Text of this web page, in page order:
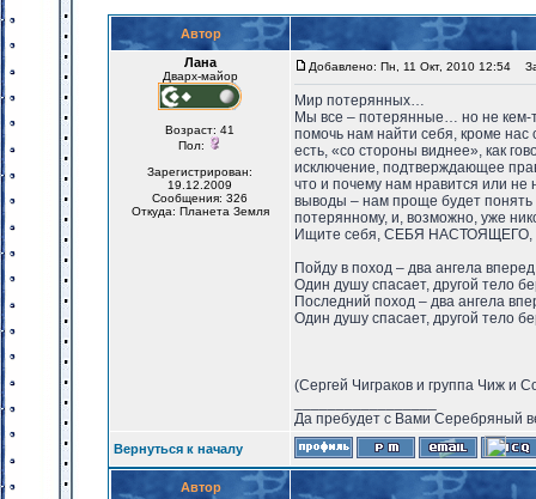
Автор
Лана
Дварх-майор
Возраст: 41
Пол:
Зарегистрирован:
19.12.2009
Сообщения: 326
Откуда: Планета Земля
Добавлено: Пн, 11 Окт, 2010 12:54
Мир потерянных…
Мы все – потерянные… но не кем-
помочь нам найти себя, кроме нас
есть, «со стороны виднее», как
исключение, подтверждающее
что и почему нам нравится или не
выводы – нам проще будет понять
потерянному, и, возможно, уже
Ищите себя, СЕБЯ НАСТОЯЩЕГО,
Пойду в поход – два ангела
Один душу спасает, другой тело
Последний поход – два ангела
Один душу спасает, другой тело
(Сергей Чиграков и группа Чиж и
Да пребудет с Вами Серебряный
Вернуться к началу
Автор